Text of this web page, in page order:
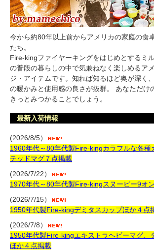
今から約80年以上前からアメリカの家庭の食
たち。
Fire-kingファイヤーキングをはじめとするミ
の普段の暮らしの中で気兼ねなく楽しめるア
ジ・アイテムです。知れば知るほど奥が深く
の暖かみと使用感の良さが抜群。 あなただけ
きっとみつかることでしょう。
最新入荷情報
(2026/8/5）
1960年代～80年代製Fire-kingカラフルな各種
テッドマグ７点掲載
(2026/7/22）
1970年代～80年代製Fire-kingスヌーピー9オ
(2026/7/15）
1950年代製Fire-kingデミタスカップほか４点
(2026/7/8）
1950年代製Fire-kingエキストラヘビーマグ、
ほか４点掲載